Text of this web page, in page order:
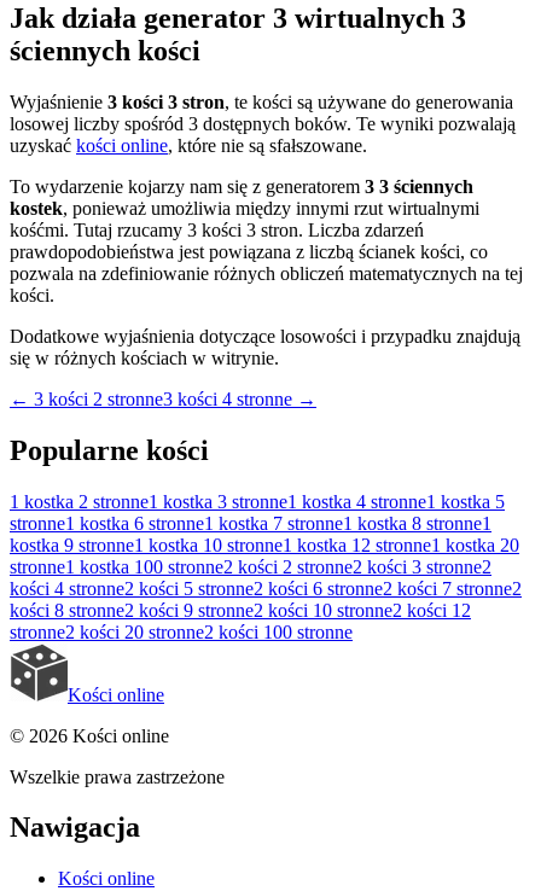
Jak działa generator 3 wirtualnych 3
ściennych kości
Wyjaśnienie 3 kości 3 stron, te kości są używane do generowania
losowej liczby spośród 3 dostępnych boków. Te wyniki pozwalają
uzyskać kości online, które nie są sfałszowane.
To wydarzenie kojarzy nam się z generatorem 3 3 ściennych
kostek, ponieważ umożliwia między innymi rzut wirtualnymi
kośćmi. Tutaj rzucamy 3 kości 3 stron. Liczba zdarzeń
prawdopodobieństwa jest powiązana z liczbą ścianek kości, co
pozwala na zdefiniowanie różnych obliczeń matematycznych na tej
kości.
Dodatkowe wyjaśnienia dotyczące losowości i przypadku znajdują
się w różnych kościach w witrynie.
← 3 kości 2 stronne3 kości 4 stronne →
Popularne kości
1 kostka 2 stronne1 kostka 3 stronne1 kostka 4 stronne1 kostka 5
stronne1 kostka 6 stronne1 kostka 7 stronne1 kostka 8 stronne1
kostka 9 stronne1 kostka 10 stronne1 kostka 12 stronne1 kostka 20
stronne1 kostka 100 stronne2 kości 2 stronne2 kości 3 stronne2
kości 4 stronne2 kości 5 stronne2 kości 6 stronne2 kości 7 stronne2
kości 8 stronne2 kości 9 stronne2 kości 10 stronne2 kości 12
stronne2 kości 20 stronne2 kości 100 stronne
Kości online
© 2026 Kości online
Wszelkie prawa zastrzeżone
Nawigacja
Kości online